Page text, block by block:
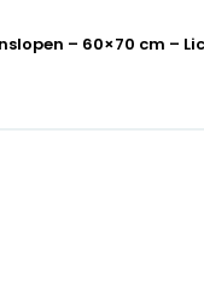
– 60×70 cm –